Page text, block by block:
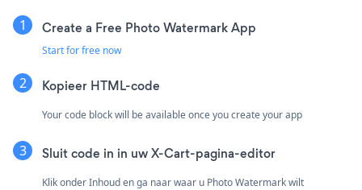
Create a Free Photo Watermark App
Start for free now
Kopieer HTML-code
Your code block will be available once you create your app
Sluit code in in uw X-Cart-pagina-editor
Klik onder Inhoud en ga naar waar u Photo Watermark wilt